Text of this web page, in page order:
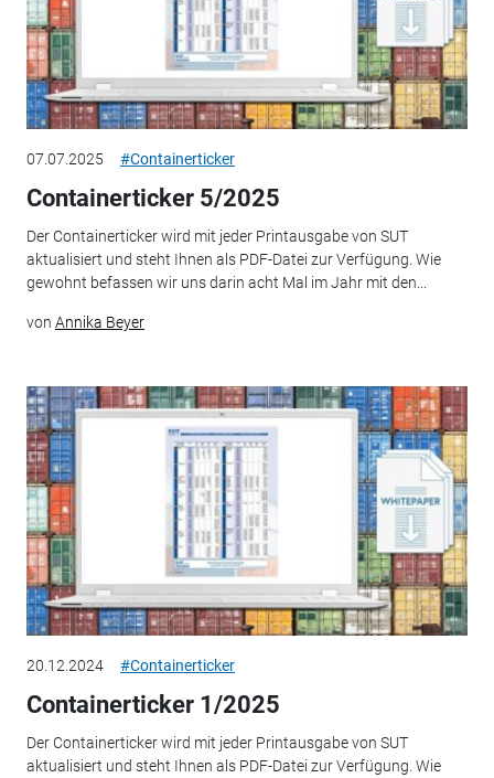
07.07.2025 #Containerticker
Containerticker 5/2025
Der Containerticker wird mit jeder Printausgabe von SUT
aktualisiert und steht Ihnen als PDF-Datei zur Verfügung. Wie
gewohnt befassen wir uns darin acht Mal im Jahr mit den...
von Annika Beyer
20.12.2024 #Containerticker
Containerticker 1/2025
Der Containerticker wird mit jeder Printausgabe von SUT
aktualisiert und steht Ihnen als PDF-Datei zur Verfügung. Wie